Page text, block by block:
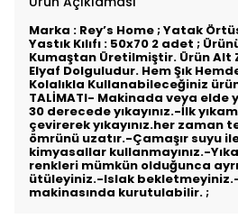
Marka : Rey’s Home ; Yatak
Yastık Kılıfı : 50x70 2 adet ;
Kumaştan Üretilmiştir. Ürün Alt
Elyaf Dolguludur. Hem Şık
Kolalıkla Kullanabileceğiniz
TALİMATI- Makinada veya elde
30 derecede yıkayınız.-İlk
çevirerek yıkayınız.her zaman
ömrünü uzatır.-Çamaşır suyu
kimyasallar kullanmayınız.-
renkleri mümkün olduğunca
ütüleyiniz.-Islak
makinasında kurutulabilir. ;